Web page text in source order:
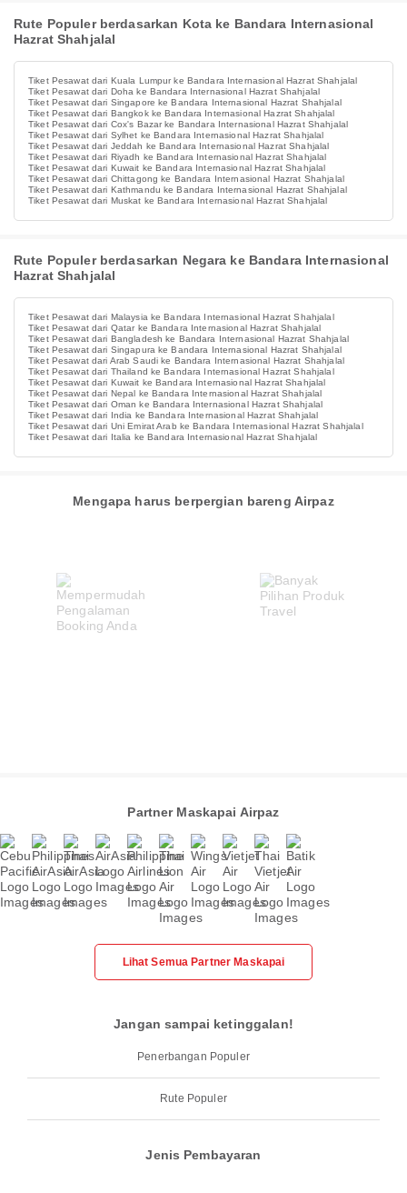
Rute Populer berdasarkan Kota ke Bandara Internasional
Hazrat Shahjalal
Tiket Pesawat dari Kuala Lumpur ke Bandara Internasional Hazrat Shahjalal
Tiket Pesawat dari Doha ke Bandara Internasional Hazrat Shahjalal
Tiket Pesawat dari Singapore ke Bandara Internasional Hazrat Shahjalal
Tiket Pesawat dari Bangkok ke Bandara Internasional Hazrat Shahjalal
Tiket Pesawat dari Cox's Bazar ke Bandara Internasional Hazrat Shahjalal
Tiket Pesawat dari Sylhet ke Bandara Internasional Hazrat Shahjalal
Tiket Pesawat dari Jeddah ke Bandara Internasional Hazrat Shahjalal
Tiket Pesawat dari Riyadh ke Bandara Internasional Hazrat Shahjalal
Tiket Pesawat dari Kuwait ke Bandara Internasional Hazrat Shahjalal
Tiket Pesawat dari Chittagong ke Bandara Internasional Hazrat Shahjalal
Tiket Pesawat dari Kathmandu ke Bandara Internasional Hazrat Shahjalal
Tiket Pesawat dari Muskat ke Bandara Internasional Hazrat Shahjalal
Rute Populer berdasarkan Negara ke Bandara Internasional
Hazrat Shahjalal
Tiket Pesawat dari Malaysia ke Bandara Internasional Hazrat Shahjalal
Tiket Pesawat dari Qatar ke Bandara Internasional Hazrat Shahjalal
Tiket Pesawat dari Bangladesh ke Bandara Internasional Hazrat Shahjalal
Tiket Pesawat dari Singapura ke Bandara Internasional Hazrat Shahjalal
Tiket Pesawat dari Arab Saudi ke Bandara Internasional Hazrat Shahjalal
Tiket Pesawat dari Thailand ke Bandara Internasional Hazrat Shahjalal
Tiket Pesawat dari Kuwait ke Bandara Internasional Hazrat Shahjalal
Tiket Pesawat dari Nepal ke Bandara Internasional Hazrat Shahjalal
Tiket Pesawat dari Oman ke Bandara Internasional Hazrat Shahjalal
Tiket Pesawat dari India ke Bandara Internasional Hazrat Shahjalal
Tiket Pesawat dari Uni Emirat Arab ke Bandara Internasional Hazrat Shahjalal
Tiket Pesawat dari Italia ke Bandara Internasional Hazrat Shahjalal
Mengapa harus berpergian bareng Airpaz
Partner Maskapai Airpaz
Lihat Semua Partner Maskapai
Jangan sampai ketinggalan!
Penerbangan Populer
Rute Populer
Jenis Pembayaran